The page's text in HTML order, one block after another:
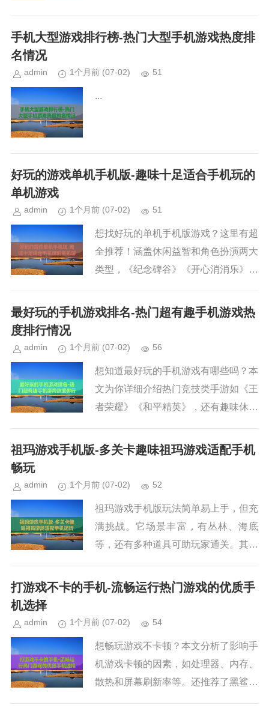
在画质、玩法上继续升级，值得广大游
手机大型游戏排行榜-热门大型手机游戏热度排
名情况
admin 1个月前 (07-02) 51
...
好玩的游戏单机手机版-趣味十足适合手机玩的
单机游戏
admin 1个月前 (07-02) 51
想找好玩的单机手机版游戏？这里有超
全推荐！涵盖休闲益智和角色扮演两大
类型，《纪念碑谷》《开心消消乐》等
《暗黑觉醒》等角色扮演游戏沉浸感
最好玩的手机游戏排名-热门超有趣手机游戏热
度排行情况
admin 1个月前 (07-02) 56
想知道最好玩的手机游戏有哪些吗？本
文为你详细介绍热门竞技类手游如《王
者荣耀》《和平精英》，还有趣味休闲
等，为你带来一份超全的好玩手机游戏
祖玛游戏手机版-多关卡趣味祖玛游戏适配手机
畅玩
admin 1个月前 (07-02) 52
祖玛游戏手机版玩法简单易上手，但充
满挑战。它场景丰富，有丛林、海底
等，还有多种道具可助玩家通关。其最
来有望结合社交功能，开发更多主题版
打游戏不卡的手机-流畅运行热门游戏的优质手
机选择
admin 1个月前 (07-02) 54
想畅玩游戏不卡顿？本文分析了影响手
机游戏卡顿的因素，如处理器、内存、
散热和屏幕刷新率等。还推荐了黑鲨、